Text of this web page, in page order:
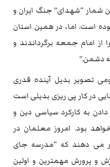
شمار “شهدای” جنگ ایران و
است. اما، در همین استان
امام جمعه برگرداندند و
دشمن.”
تصویر بدیل آینده قدری
در کار پی ریزی بدیلی است
به کارکرد سیاسی دین و
بود. امروز معلمان در
می دهند که “مدرسه جای
و پرورش مهمترین و اولین